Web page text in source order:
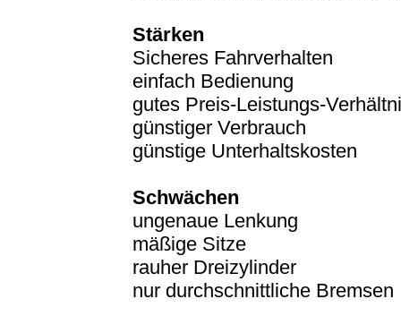
Stärken
Sicheres Fahrverhalten
einfach Bedienung
gutes Preis-Leistungs-
günstiger Verbrauch
günstige Unterhaltskosten
Schwächen
ungenaue Lenkung
mäßige Sitze
rauher Dreizylinder
nur durchschnittliche Bremsen